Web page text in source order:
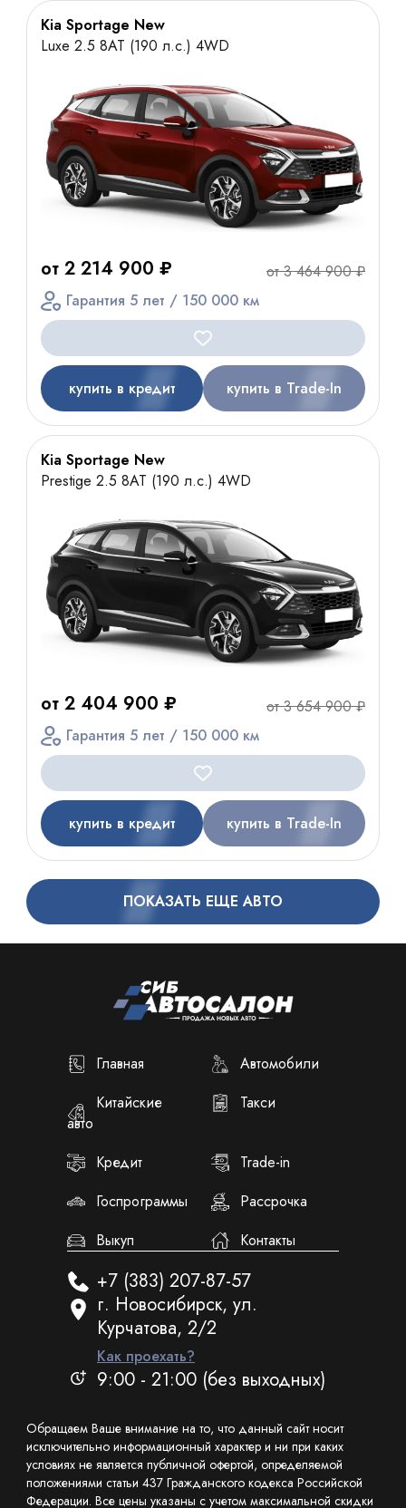
Kia Sportage New
Luxe 2.5 8AT (190 л.с.) 4WD
от 2 214 900 ₽
от 3 464 900 ₽
Гарантия 5 лет / 150 000 км
купить в кредит купить в Trade-In
Kia Sportage New
Prestige 2.5 8AT (190 л.с.) 4WD
от 2 404 900 ₽
от 3 654 900 ₽
Гарантия 5 лет / 150 000 км
купить в кредит купить в Trade-In
ПОКАЗАТЬ ЕЩЕ АВТО
Главная
Автомобили
Китайские
авто
Такси
Кредит
Trade-in
Госпрограммы
Рассрочка
Выкуп
Контакты
+7 (383) 207-87-57
г. Новосибирск, ул.
Курчатова, 2/2
Как проехать?
9:00 - 21:00 (без выходных)
Обращаем Ваше внимание на то, что данный сайт носит
исключительно информационный характер и ни при каких
условиях не является публичной офертой, определяемой
положениями статьи 437 Гражданского кодекса Российской
Федерации. Все цены указаны с учетом максимальной скидки